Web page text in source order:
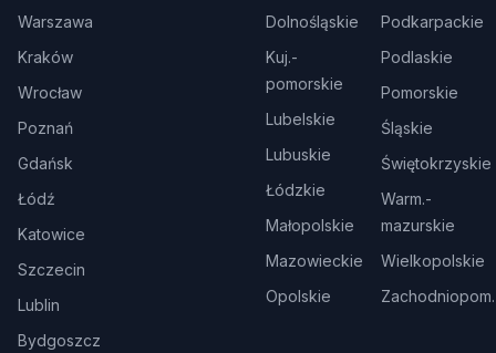
Warszawa
Kraków
Wrocław
Poznań
Gdańsk
Łódź
Katowice
Szczecin
Lublin
Bydgoszcz
Dolnośląskie
Kuj.-
pomorskie
Lubelskie
Lubuskie
Łódzkie
Małopolskie
Mazowieckie
Opolskie
Podkarpackie
Podlaskie
Pomorskie
Śląskie
Świętokrzyskie
Warm.-
mazurskie
Wielkopolskie
Zachodniopom.